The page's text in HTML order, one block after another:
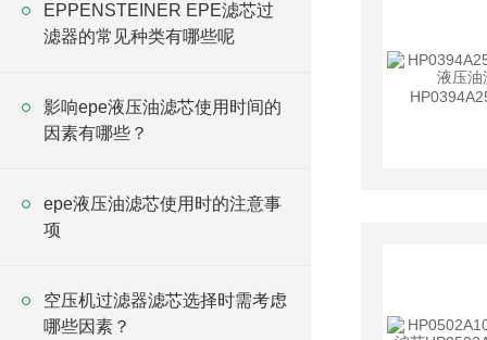
EPPENSTEINER EPE滤芯过
滤器的常见种类有哪些呢
影响epe液压油滤芯使用时间的
因素有哪些？
epe液压油滤芯使用时的注意事
项
空压机过滤器滤芯选择时需考虑
哪些因素？